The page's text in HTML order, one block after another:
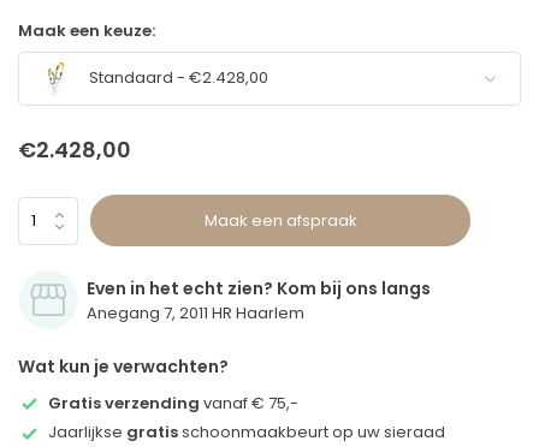
Maak een keuze:
Standaard - €2.428,00
€2.428,00
Maak een afspraak
Even in het echt zien? Kom bij ons langs
Anegang 7, 2011 HR Haarlem
Wat kun je verwachten?
Gratis verzending vanaf € 75,-
Jaarlijkse gratisschoonmaakbeurt op uw sieraad